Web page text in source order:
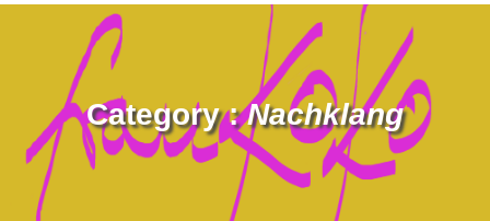
Category :Nachklang